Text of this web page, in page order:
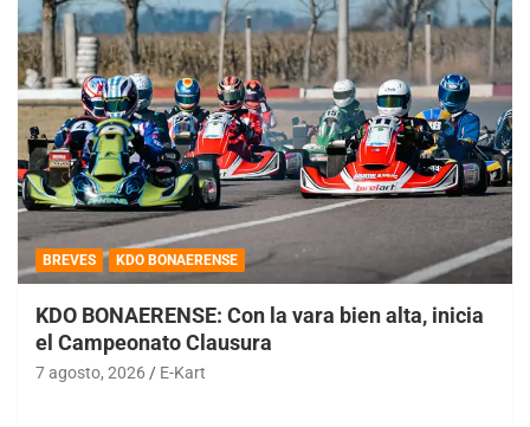
BREVES KDO BONAERENSE
KDO BONAERENSE: Con la vara bien alta, inicia
el Campeonato Clausura
7 agosto, 2026 E-Kart